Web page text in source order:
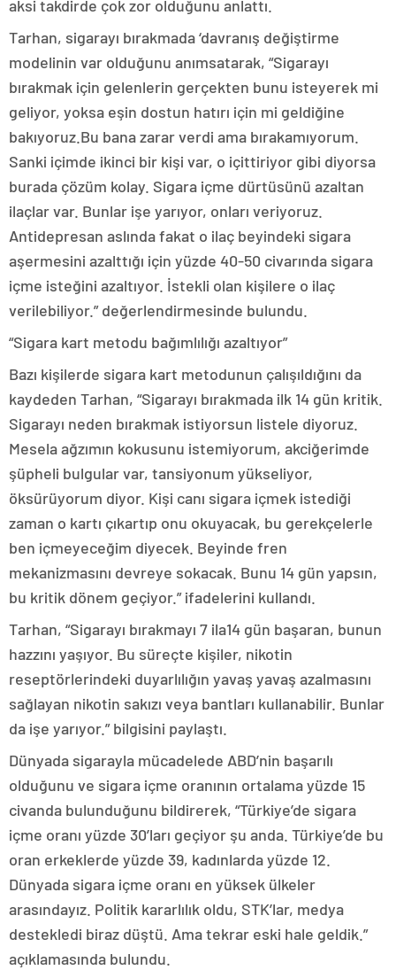
aksi takdirde çok zor olduğunu anlattı.
Tarhan, sigarayı bırakmada ‘davranış değiştirme
modelinin var olduğunu anımsatarak, “Sigarayı
bırakmak için gelenlerin gerçekten bunu isteyerek mi
geliyor, yoksa eşin dostun hatırı için mi geldiğine
bakıyoruz.Bu bana zarar verdi ama bırakamıyorum.
Sanki içimde ikinci bir kişi var, o içittiriyor gibi diyorsa
burada çözüm kolay. Sigara içme dürtüsünü azaltan
ilaçlar var. Bunlar işe yarıyor, onları veriyoruz.
Antidepresan aslında fakat o ilaç beyindeki sigara
aşermesini azalttığı için yüzde 40-50 civarında sigara
içme isteğini azaltıyor. İstekli olan kişilere o ilaç
verilebiliyor.” değerlendirmesinde bulundu.
“Sigara kart metodu bağımlılığı azaltıyor”
Bazı kişilerde sigara kart metodunun çalışıldığını da
kaydeden Tarhan, “Sigarayı bırakmada ilk 14 gün kritik.
Sigarayı neden bırakmak istiyorsun listele diyoruz.
Mesela ağzımın kokusunu istemiyorum, akciğerimde
şüpheli bulgular var, tansiyonum yükseliyor,
öksürüyorum diyor. Kişi canı sigara içmek istediği
zaman o kartı çıkartıp onu okuyacak, bu gerekçelerle
ben içmeyeceğim diyecek. Beyinde fren
mekanizmasını devreye sokacak. Bunu 14 gün yapsın,
bu kritik dönem geçiyor.” ifadelerini kullandı.
Tarhan, “Sigarayı bırakmayı 7 ila14 gün başaran, bunun
hazzını yaşıyor. Bu süreçte kişiler, nikotin
reseptörlerindeki duyarlılığın yavaş yavaş azalmasını
sağlayan nikotin sakızı veya bantları kullanabilir. Bunlar
da işe yarıyor.” bilgisini paylaştı.
Dünyada sigarayla mücadelede ABD’nin başarılı
olduğunu ve sigara içme oranının ortalama yüzde 15
civanda bulunduğunu bildirerek, “Türkiye’de sigara
içme oranı yüzde 30’ları geçiyor şu anda. Türkiye’de bu
oran erkeklerde yüzde 39, kadınlarda yüzde 12.
Dünyada sigara içme oranı en yüksek ülkeler
arasındayız. Politik kararlılık oldu, STK’lar, medya
destekledi biraz düştü. Ama tekrar eski hale geldik.”
açıklamasında bulundu.